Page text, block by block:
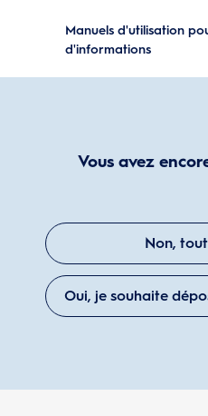
Manuels d'utilisation
d'informations
Vous avez
Non,
Oui, je souhaite